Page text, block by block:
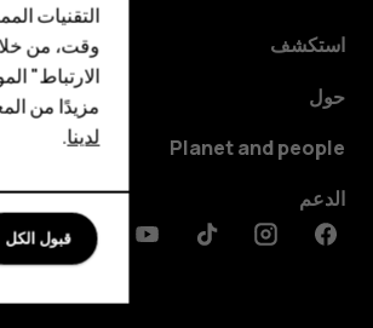
HMD DUB
HMD Watch
للأعمال
استكشف
حول
Planet and people
الدعم
Facebook
Instagram
Tiktok
Youtube
Linkedin
التقنيات
وقت، من
الارتباط"
مزيدًا من
لدينا.
قبول الكل